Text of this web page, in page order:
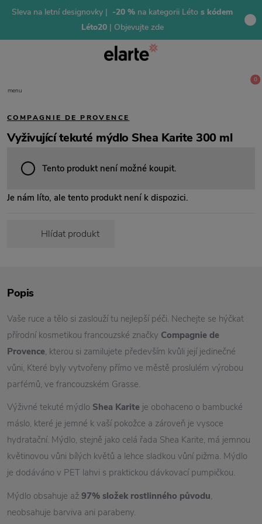
Sleva na letní designovky | -20 % na kategorii Léto s kódem
Léto20 | Objevujte zde
menu
0
COMPAGNIE DE PROVENCE
Vyživující tekuté mýdlo Shea Karite 300 ml
Tento produkt není možné koupit.
Je nám líto, ale tento produkt není k dispozici.
Hlídat produkt
Popis
Vaše ruce a tělo si zaslouží tu nejlepší péči. Nechejte se hýčkat
přírodní kosmetikou francouzské značky Compagnie de
Provence, kterou si zamilujete především kvůli její jedinečné
vůni, Které byly vytvořeny přímo ve městě proslulém výrobou
parfémů, ve francouzském Grasse.
Výživné tekuté mýdlo Shea Karite je obohaceno o bambucké
máslo, které je jemné k vaší pokožce a zároveň je vysoce
hydratační. Mýdlo, stejně jako celá řada Shea Karite, má jemnou
květinovou vůni bílých květů a lehce sladkou vůní pižma. Mýdlo
je dodáváno v PET lahvi s praktickou dávkovací pumpičkou.
Mýdlo obsahuje až 97% složek rostlinného původu,
neobsahuje barviva ani parabeny.